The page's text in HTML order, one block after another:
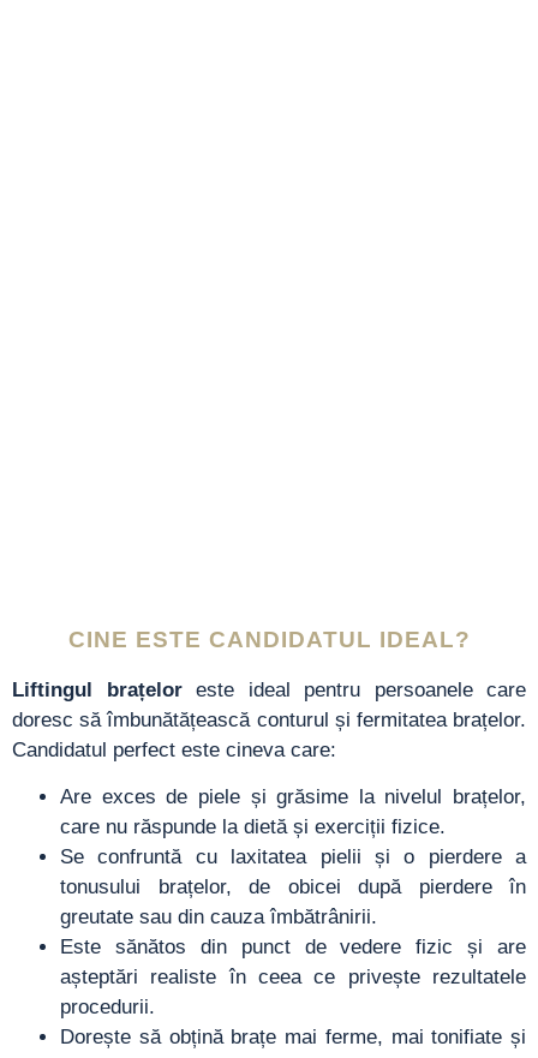
CINE ESTE CANDIDATUL IDEAL?
Liftingul brațeloreste ideal pentru persoanele care
doresc să îmbunătățească conturul și fermitatea brațelor.
Candidatul perfect este cineva care:
Are exces de piele și grăsime la nivelul brațelor,
care nu răspunde la dietă și exerciții fizice.
Se confruntă cu laxitatea pielii și o pierdere a
tonusului brațelor, de obicei după pierdere în
greutate sau din cauza îmbătrânirii.
Este sănătos din punct de vedere fizic și are
așteptări realiste în ceea ce privește rezultatele
procedurii.
Dorește să obțină brațe mai ferme, mai tonifiate și